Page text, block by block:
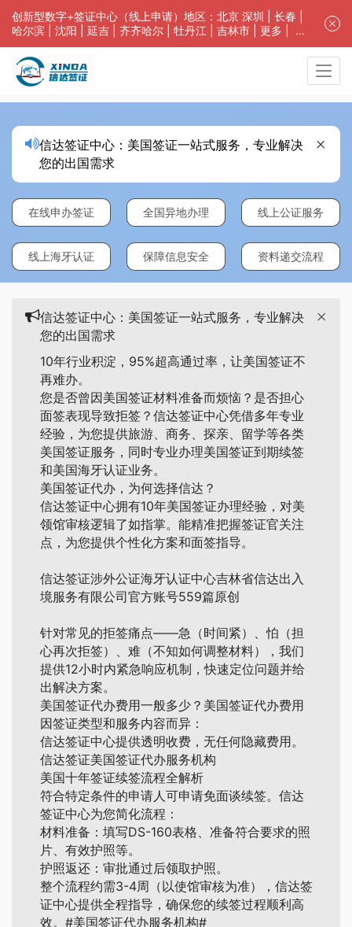
信达签证中心：美国签证一站式服务，专业解决
您的出国需求
在线申办签证 全国异地办理 线上公证服务
线上海牙认证 保障信息安全 资料递交流程
信达签证中心：美国签证一站式服务，专业解决
您的出国需求
10年行业积淀，95%超高通过率，让美国签证不
再难办。
您是否曾因美国签证材料准备而烦恼？是否担心
面签表现导致拒签？信达签证中心凭借多年专业
经验，为您提供旅游、商务、探亲、留学等各类
美国签证服务，同时专业办理美国签证到期续签
和美国海牙认证业务。
美国签证代办，为何选择信达？
信达签证中心拥有10年美国签证办理经验，对美
领馆审核逻辑了如指掌。能精准把握签证官关注
点，为您提供个性化方案和面签指导。
信达签证涉外公证海牙认证中心吉林省信达出入
境服务有限公司官方账号559篇原创
针对常见的拒签痛点——急（时间紧）、怕（担
心再次拒签）、难（不知如何调整材料），我们
提供12小时内紧急响应机制，快速定位问题并给
出解决方案。
美国签证代办费用一般多少？美国签证代办费用
因签证类型和服务内容而异：
信达签证中心提供透明收费，无任何隐藏费用。
信达签证美国签证代办服务机构
美国十年签证续签流程全解析
符合特定条件的申请人可申请免面谈续签。信达
签证中心为您简化流程：
材料准备：填写DS-160表格、准备符合要求的照
片、有效护照等。
护照返还：审批通过后领取护照。
整个流程约需3-4周（以使馆审核为准），信达签
证中心提供全程指导，确保您的续签过程顺利高
效。#美国签证代办服务机构#
创新型数字+签证中心（线上申请）地区： 北京 深圳 长春
哈尔滨
沈阳 延吉 齐齐哈尔 | 牡丹江 | 吉林市 | 更多 | 客
服中心
中青旅信达联合签证中心咨询电话：4008618808。专业留学
签证 商务签证 探亲签证 旅游签证 涉外公证 外交部认证 单
（双认证），
；
免责声明：本站非政府网站，不隶属于大使馆！提供服务机
业：留学签证 商务签证 探亲签证 旅游签证 涉外公证 外交部
认证 单（双认证），海牙认证。